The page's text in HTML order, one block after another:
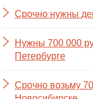
Срочно нужны
Нужны 700 000
Петербурге
Срочно возьму